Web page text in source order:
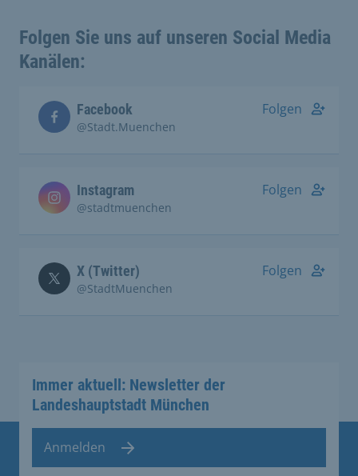
Folgen Sie uns auf unseren Social Media
Kanälen:
Facebook
@Stadt.Muenchen
Folgen
Instagram
@stadtmuenchen
Folgen
X (Twitter)
@StadtMuenchen
Folgen
Immer aktuell: Newsletter der
Landeshauptstadt München
Anmelden